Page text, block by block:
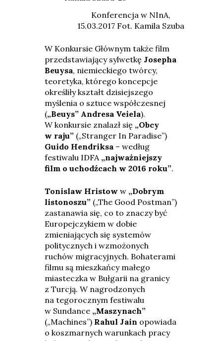
Konferencja w NInA,
15.03.2017 Fot. Kamila Szuba
W Konkursie Głównym także film
przedstawiający sylwetkę Josepha
Beuysa, niemieckiego twórcy,
teoretyka, którego koncepcje
określiły kształt dzisiejszego
myślenia o sztuce współczesnej
(„Beuys” Andresa Veiela).
W konkursie znalazł się „Obcy
w raju” („Stranger In Paradise”)
Guido Hendriksa – według
festiwalu IDFA „najważniejszy
film o uchodźcach w 2016 roku”.
Tonislaw Hristow w„Dobrym
listonoszu” („The Good Postman”)
zastanawia się, co to znaczy być
Europejczykiem w dobie
zmieniających się systemów
politycznych i wzmożonych
ruchów migracyjnych. Bohaterami
filmu są mieszkańcy małego
miasteczka w Bułgarii na granicy
z Turcją. W nagrodzonych
na tegorocznym festiwalu
w Sundance „Maszynach”
(„Machines”) Rahul Jain opowiada
o koszmarnych warunkach pracy